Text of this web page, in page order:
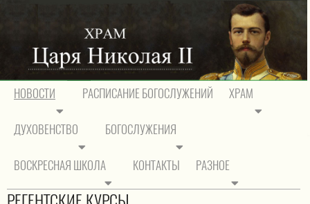
НОВОСТИ РАСПИСАНИЕ БОГОСЛУЖЕНИЙ ХРАМ
ДУХОВЕНСТВО БОГОСЛУЖЕНИЯ
ВОСКРЕСНАЯ ШКОЛА КОНТАКТЫ РАЗНОЕ
Новости Объявления
Объявления